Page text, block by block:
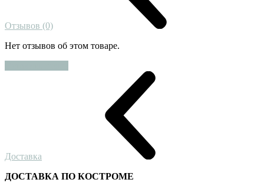
Отзывов (0)
Нет отзывов об этом товаре.
Доставка
ДОСТАВКА ПО КОСТРОМЕ